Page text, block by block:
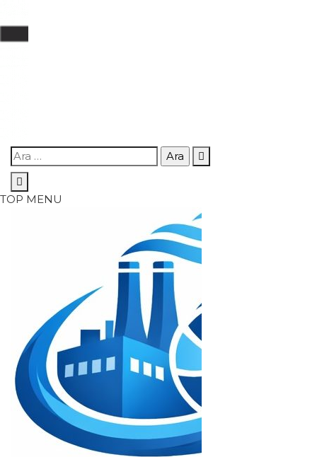
Skip
content
Arama:
TOP MENU